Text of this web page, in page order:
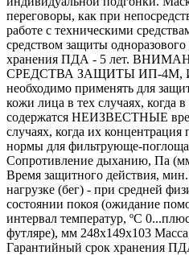
переговоры, как при
работе с техническими
средством защиты
хранения ПДА - 5 лет.
СРЕДСТВА ЗАЩИТЫ ИП-4М,
необходимо применять для
кожи лица в тех случаях, когда
содержатся НЕИЗВЕСТНЫЕ
случаях, когда их
нормы для фильтрующе-
Сопротивление дыханию, Па
Время защитного действия,
нагрузке (бег) - при средней
состоянии покоя (ожидание
интервал температур, ºС
футляре), мм 248х149х103
Гарантийный срок хранения